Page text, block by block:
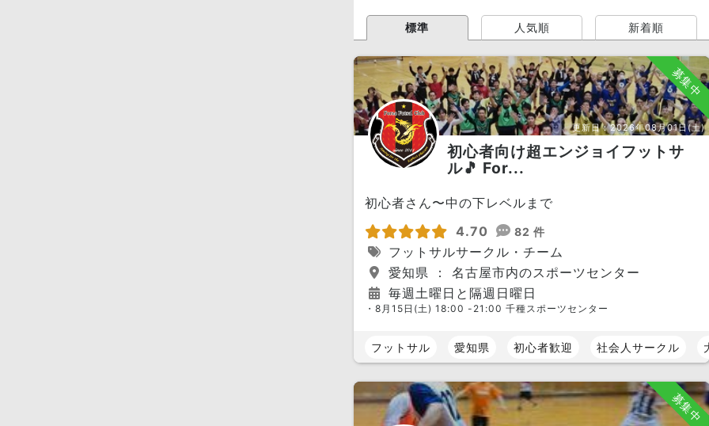
標準 人気順 新着順
募集中
更新日：2026年08月01日(土)
初心者向け超エンジョイフットサ
ル🎵 For...
初心者さん〜中の下レベルまで
4.70
82 件
フットサルサークル・チーム
愛知県 ： 名古屋市内のスポーツセンター
毎週土曜日と隔週日曜日
・8月15日(土) 18:00 -21:00 千種スポーツセンター
フットサル 愛知県 初心者歓迎 社会人サークル
募集中